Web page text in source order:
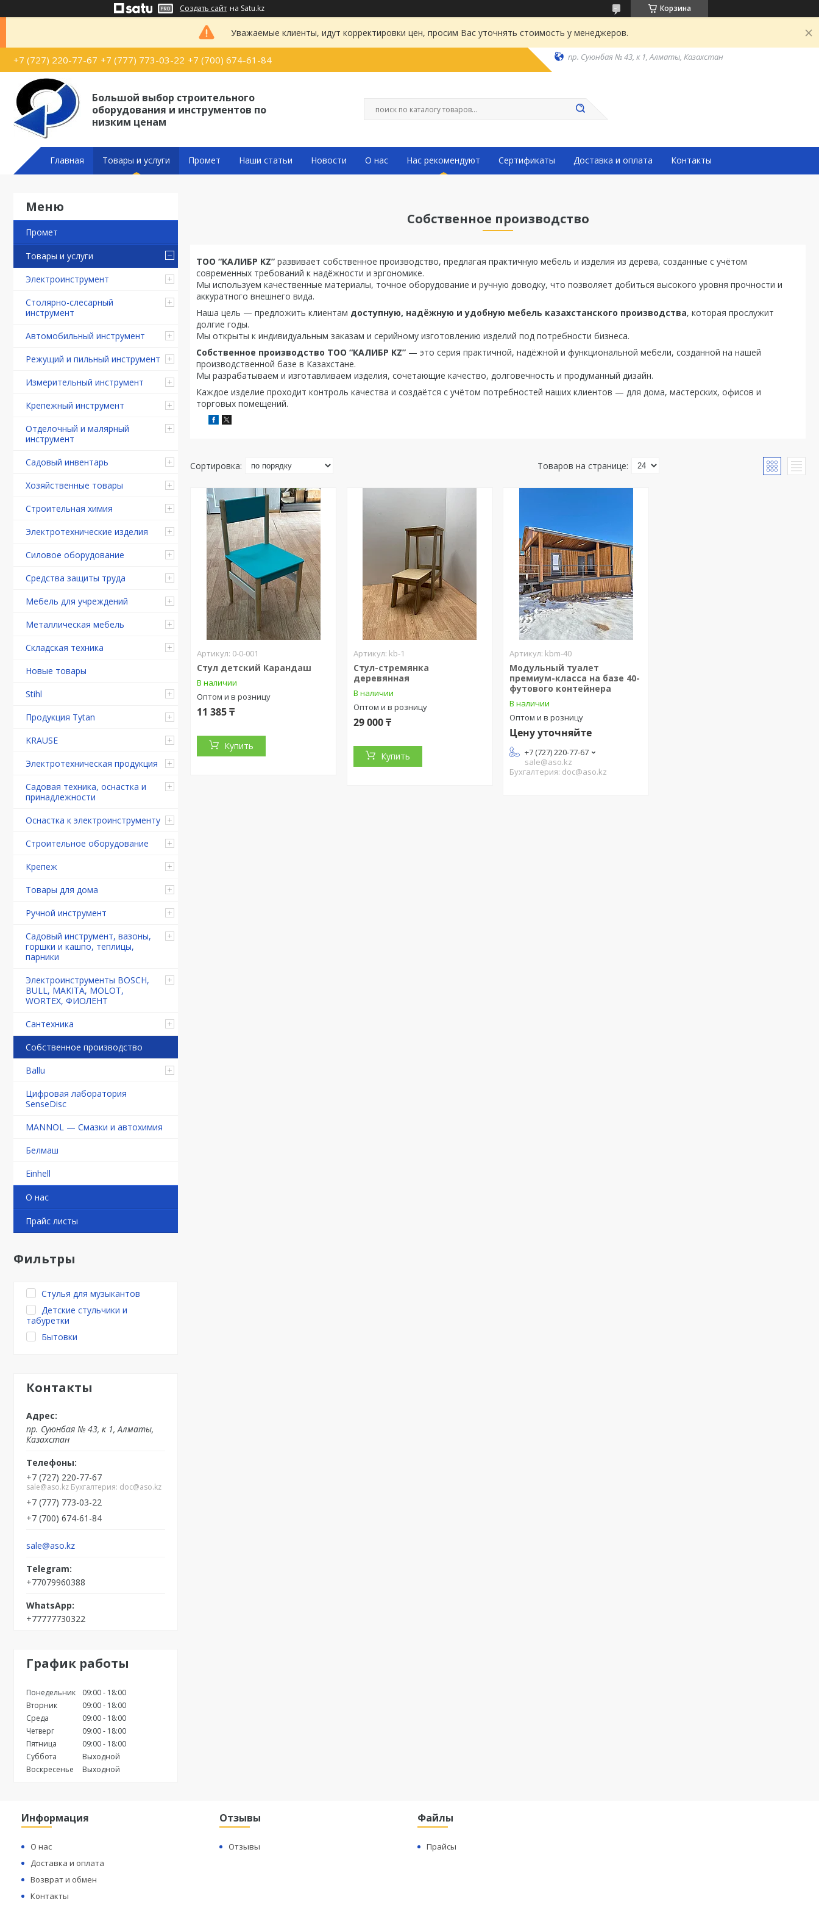
Создать сайт на Satu.kz Корзина
Уважаемые клиенты, идут корректировки цен, просим Вас уточнять стоимость у менеджеров.
+7 (727) 220-77-67 +7 (777) 773-03-22 +7 (700) 674-61-84 пр. Суюнбая № 43, к 1, Алматы, Казахстан
Большой выбор строительного
оборудования и инструментов по
низким ценам
Главная Товары и услуги Промет Наши статьи Новости О нас Нас рекомендуют Сертификаты Доставка и оплата Контакты
Промет
Товары и услуги
Электроинструмент
Столярно-слесарный
инструмент
Автомобильный инструмент
Режущий и пильный инструмент
Измерительный инструмент
Крепежный инструмент
Отделочный и малярный
инструмент
Садовый инвентарь
Хозяйственные товары
Строительная химия
Электротехнические изделия
Силовое оборудование
Средства защиты труда
Мебель для учреждений
Металлическая мебель
Складская техника
Новые товары
Stihl
Продукция Tytan
KRAUSE
Электротехническая продукция
Садовая техника, оснастка и
принадлежности
Оснастка к электроинструменту
Строительное оборудование
Крепеж
Товары для дома
Ручной инструмент
Садовый инструмент, вазоны,
горшки и кашпо, теплицы,
парники
Электроинструменты BOSCH,
BULL, MAKITA, MOLOT,
WORTEX, ФИОЛЕНТ
Сантехника
Собственное производство
Ballu
Цифровая лаборатория
SenseDisc
MANNOL — Смазки и автохимия
Белмаш
Einhell
О нас
Прайс листы
Фильтры
Стулья для музыкантов
Детские стульчики и
табуретки
Бытовки
Контакты
пр. Суюнбая № 43, к 1, Алматы,
Казахстан
+7 (727) 220-77-67
sale@aso.kz Бухгалтерия: doc@aso.kz
+7 (777) 773-03-22
+7 (700) 674-61-84
sale@aso.kz
+77079960388
+77777730322
График работы
Понедельник 09:00
18:00
Вторник
09:00
18:00
Среда
09:00
18:00
Четверг
09:00
18:00
Пятница
09:00
18:00
Суббота
Выходной
Воскресенье
Выходной
Собственное производство
ТОО “КАЛИБР KZ” развивает собственное производство, предлагая практичную мебель и изделия из дерева, созданные с учётом
современных требований к надёжности и эргономике.
Мы используем качественные материалы, точное оборудование и ручную доводку, что позволяет добиться высокого уровня прочности и
аккуратного внешнего вида.
Наша цель — предложить клиентам доступную, надёжную и удобную мебель казахстанского производства, которая прослужит
долгие годы.
Мы открыты к индивидуальным заказам и серийному изготовлению изделий под потребности бизнеса.
Собственное производство ТОО “КАЛИБР KZ” — это серия практичной, надёжной и функциональной мебели, созданной на нашей
производственной базе в Казахстане.
Мы разрабатываем и изготавливаем изделия, сочетающие качество, долговечность и продуманный дизайн.
Каждое изделие проходит контроль качества и создаётся с учётом потребностей наших клиентов — для дома, мастерских, офисов и
торговых помещений.
0-0-001
Стул детский Карандаш
В наличии
Оптом и в розницу
11 385 ₸
Купить
kb-1
Стул-стремянка
деревянная
В наличии
Оптом и в розницу
29 000 ₸
Купить
kbm-40
Модульный туалет
премиум-класса на базе 40-
футового контейнера
В наличии
Оптом и в розницу
Цену уточняйте
+7 (727) 220-77-67
sale@aso.kz
Бухгалтерия: doc@aso.kz
Информация
О нас
Доставка и оплата
Возврат и обмен
Контакты
Отзывы
Отзывы
Файлы
Прайсы